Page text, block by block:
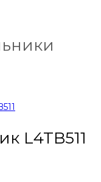
L4TB511